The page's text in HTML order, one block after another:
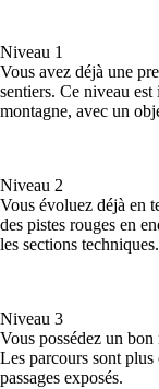
Niveau 1
Vous avez déjà une
sentiers. Ce niveau
montagne, avec un
Niveau 2
Vous évoluez déjà en
des pistes rouges en
les sections techniques.
Niveau 3
Vous possédez un
Les parcours sont plus
passages exposés.